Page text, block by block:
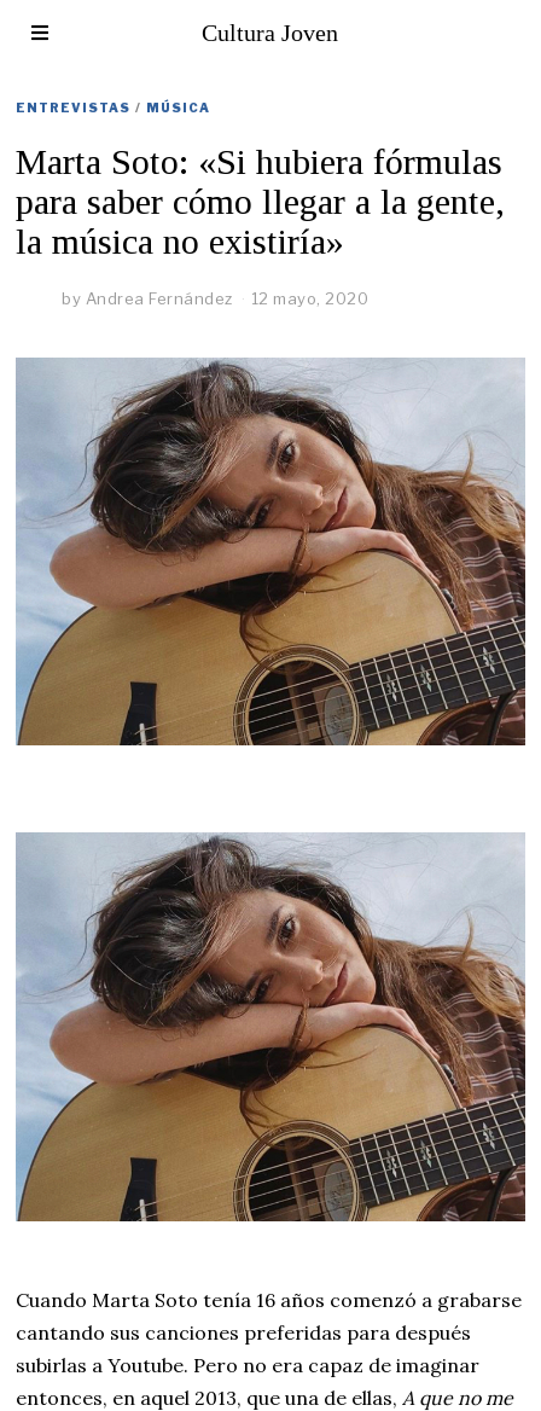
Cultura Joven
ENTREVISTAS / MÚSICA
Marta Soto: «Si hubiera fórmulas
para saber cómo llegar a la gente,
la música no existiría»
by Andrea Fernández 12 mayo, 2020
Cuando Marta Soto tenía 16 años comenzó a grabarse
cantando sus canciones preferidas para después
subirlas a Youtube. Pero no era capaz de imaginar
entonces, en aquel 2013, que una de ellas, A que no me